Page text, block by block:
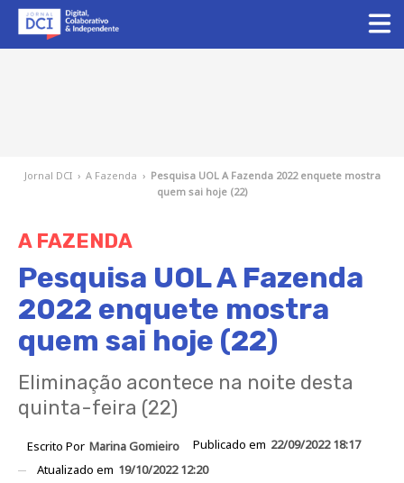
Jornal DCI › A Fazenda › Pesquisa UOL A Fazenda 2022 enquete mostra
quem sai hoje (22)
A FAZENDA
Pesquisa UOL A Fazenda
2022 enquete mostra
quem sai hoje (22)
Eliminação acontece na noite desta
quinta-feira (22)
Escrito Por Marina Gomieiro Publicado em 22/09/2022 18:17
Atualizado em 19/10/2022 12:20